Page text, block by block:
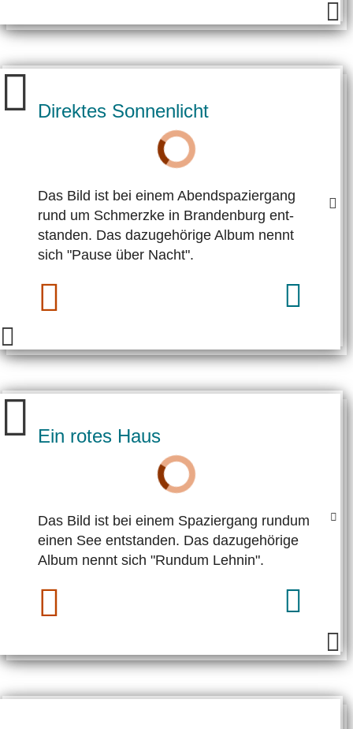
Direktes Sonnenlicht
Das Bild ist bei einem Abend­spazier­gang
rund um Schmerz­ke in Bran­den­burg ent­
standen. Das dazugehörige Album nennt
sich "Pause über Nacht".
Ein rotes Haus
Das Bild ist bei einem Spaziergang rundum
einen See ent­standen. Das dazugehörige
Album nennt sich "Rundum Lehnin".